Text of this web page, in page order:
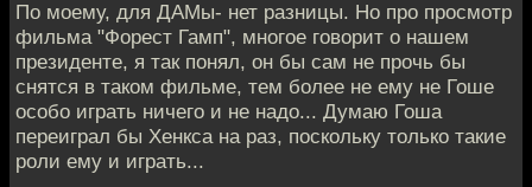
По моему, для ДАМы- нет разницы. Но про просмотр
фильма "Форест Гамп", многое говорит о нашем
президенте, я так понял, он бы сам не прочь бы
снятся в таком фильме, тем более не ему не Гоше
особо играть ничего и не надо... Думаю Гоша
переиграл бы Хенкса на раз, поскольку только такие
роли ему и играть...